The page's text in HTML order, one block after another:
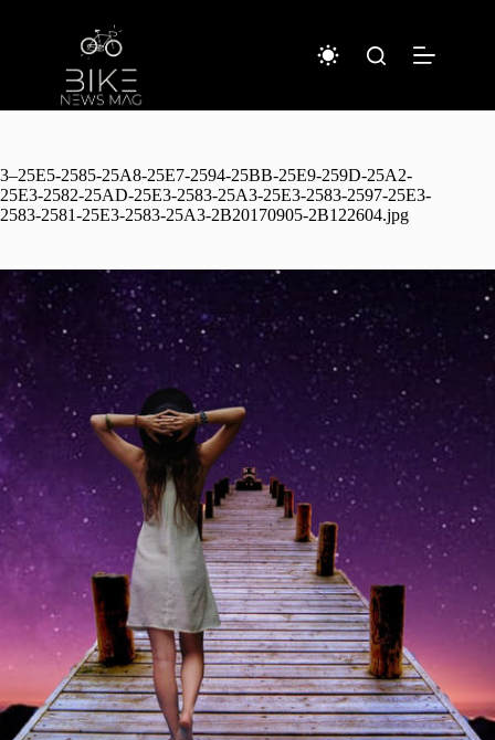
キ
ッ
プ
3–25E5-2585-25A8-25E7-2594-25BB-25E9-259D-25A2-
25E3-2582-25AD-25E3-2583-25A3-25E3-2583-2597-25E3-
2583-2581-25E3-2583-25A3-2B20170905-2B122604.jpg